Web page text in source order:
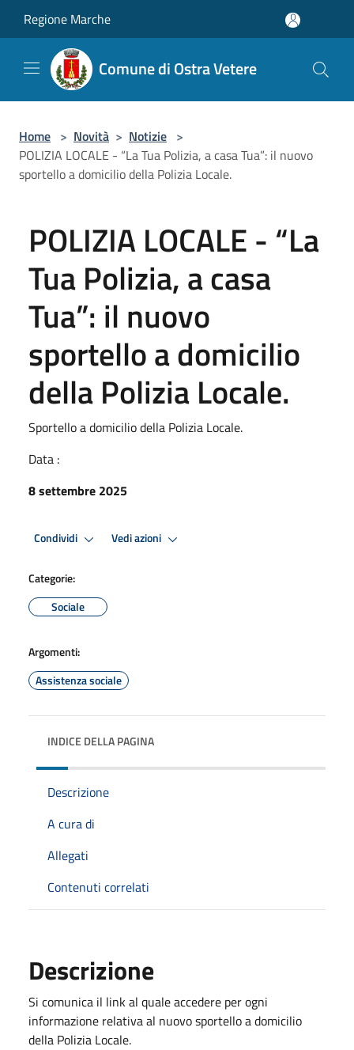
Regione Marche
Comune di Ostra Vetere
Home > Novità > Notizie >
POLIZIA LOCALE - “La Tua Polizia, a casa Tua”: il nuovo
sportello a domicilio della Polizia Locale.
POLIZIA LOCALE - “La
Tua Polizia, a casa
Tua”: il nuovo
sportello a domicilio
della Polizia Locale.
Sportello a domicilio della Polizia Locale.
Data :
8 settembre 2025
Condividi Vedi azioni
Categorie:
Sociale
Argomenti:
Assistenza sociale
INDICE DELLA PAGINA
Descrizione
A cura di
Allegati
Contenuti correlati
Descrizione
Si comunica il link al quale accedere per ogni
informazione relativa al nuovo sportello a domicilio
della Polizia Locale.